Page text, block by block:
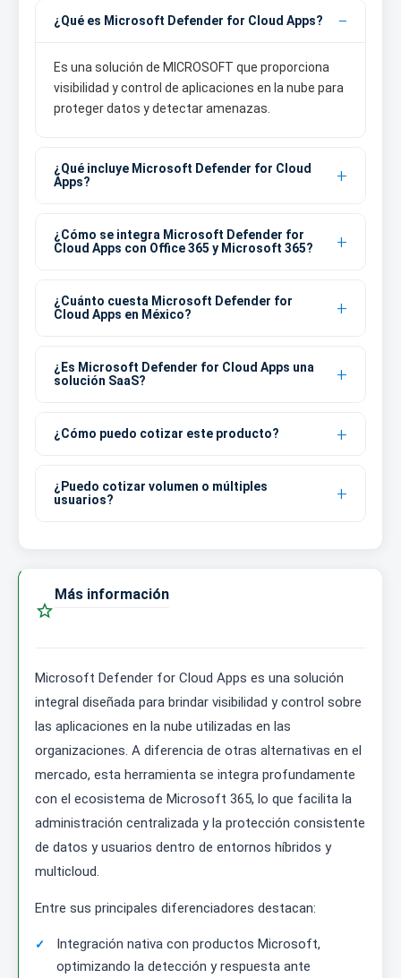
¿Qué es Microsoft Defender for Cloud Apps?
Es una solución de MICROSOFT que proporciona
visibilidad y control de aplicaciones en la nube para
proteger datos y detectar amenazas.
¿Qué incluye Microsoft Defender for Cloud
Apps?
¿Cómo se integra Microsoft Defender for
Cloud Apps con Office 365 y Microsoft 365?
¿Cuánto cuesta Microsoft Defender for
Cloud Apps en México?
¿Es Microsoft Defender for Cloud Apps una
solución SaaS?
¿Cómo puedo cotizar este producto?
¿Puedo cotizar volumen o múltiples
usuarios?

Más información
Microsoft Defender for Cloud Apps es una solución
integral diseñada para brindar visibilidad y control sobre
las aplicaciones en la nube utilizadas en las
organizaciones. A diferencia de otras alternativas en el
mercado, esta herramienta se integra profundamente
con el ecosistema de Microsoft 365, lo que facilita la
administración centralizada y la protección consistente
de datos y usuarios dentro de entornos híbridos y
multicloud.
Entre sus principales diferenciadores destacan:
Integración nativa con productos Microsoft,
optimizando la detección y respuesta ante